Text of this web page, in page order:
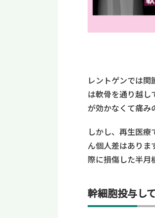
レントゲンでは
は軟骨を通り越し
が効かなくて痛み
しかし、再生医
ん個人差はありま
際に損傷した半月
幹細胞投与し